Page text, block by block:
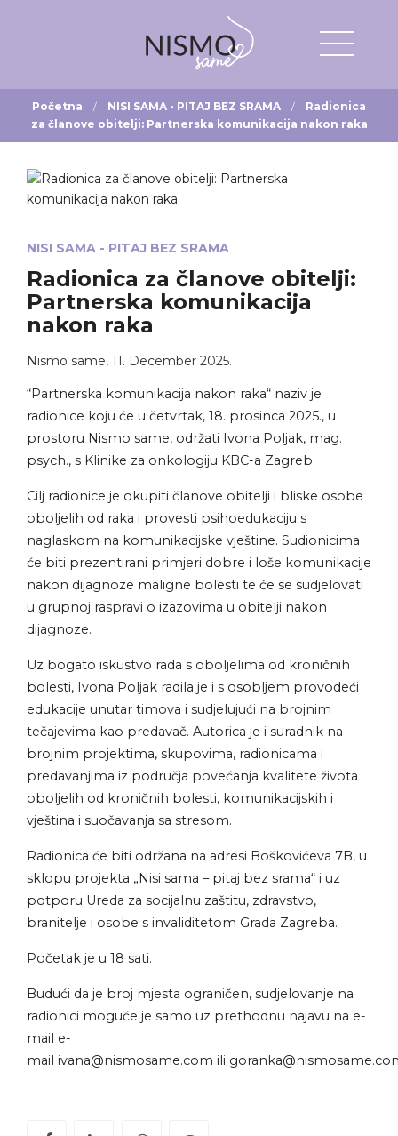
Početna NISI SAMA - PITAJ BEZ SRAMA
Radionica
za članove obitelji: Partnerska komunikacija nakon raka
NISI SAMA - PITAJ BEZ SRAMA
Radionica za članove obitelji:
Partnerska komunikacija
nakon raka
Nismo same, 11. December 2025.
“Partnerska komunikacija nakon raka“ naziv je
radionice koju će u četvrtak, 18. prosinca 2025., u
prostoru Nismo same, održati Ivona Poljak, mag.
psych., s Klinike za onkologiju KBC-a Zagreb.
Cilj radionice je okupiti članove obitelji i bliske osobe
oboljelih od raka i provesti psihoedukaciju s
naglaskom na komunikacijske vještine. Sudionicima
će biti prezentirani primjeri dobre i loše komunikacije
nakon dijagnoze maligne bolesti te će se sudjelovati
u grupnoj raspravi o izazovima u obitelji nakon
dijagnoze.
Uz bogato iskustvo rada s oboljelima od kroničnih
bolesti, Ivona Poljak radila je i s osobljem provodeći
edukacije unutar timova i sudjelujući na brojnim
tečajevima kao predavač. Autorica je i suradnik na
brojnim projektima, skupovima, radionicama i
predavanjima iz područja povećanja kvalitete života
oboljelih od kroničnih bolesti, komunikacijskih i
vještina i suočavanja sa stresom.
Radionica će biti održana na adresi Boškovićeva 7B, u
sklopu projekta „Nisi sama – pitaj bez srama“ i uz
potporu Ureda za socijalnu zaštitu, zdravstvo,
branitelje i osobe s invaliditetom Grada Zagreba.
Početak je u 18 sati.
Budući da je broj mjesta ograničen, sudjelovanje na
radionici moguće je samo uz prethodnu najavu na e-
mail e-
mail ivana@nismosame.com ili